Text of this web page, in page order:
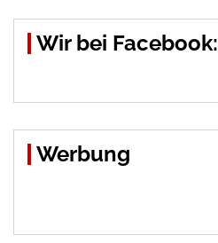
Wir bei Facebook:
Werbung